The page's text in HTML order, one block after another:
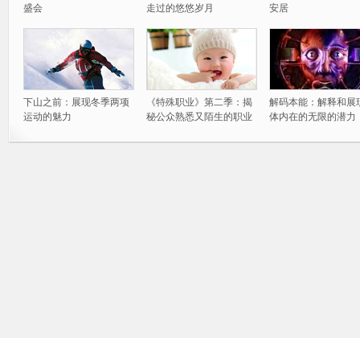
盛会
走过的悠悠岁月
安居
下山之前：展现冬季两项
运动的魅力
《特殊职业》第二季：揭
秘公众熟悉又陌生的职业
解码本能：解释和展
体内在的无限的潜力